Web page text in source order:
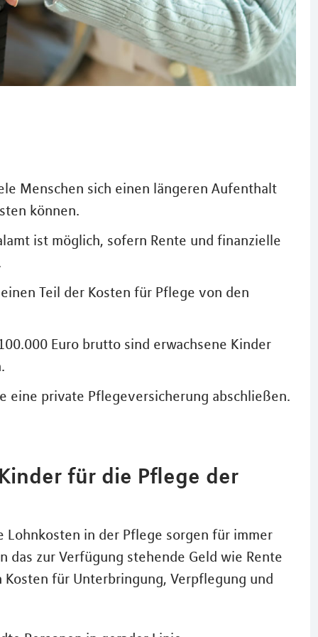
Menschen sich einen längeren Aufenthalt
können.
ist möglich, sofern Rente und finanzielle
Teil der Kosten für Pflege von den
Euro brutto sind erwachsene Kinder
eine private Pflegeversicherung abschließen.
für die Pflege der
in der Pflege sorgen für immer
das zur Verfügung stehende Geld wie Rente
für Unterbringung, Verpflegung und